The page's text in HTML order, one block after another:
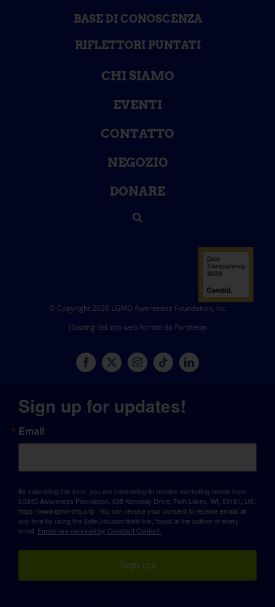
BASE DI CONOSCENZA
RIFLETTORI PUNTATI
CHI SIAMO
EVENTI
CONTATTO
NEGOZIO
DONARE
© Copyright 2026 LGMD Awareness Foundation, Inc
Hosting del sito web fornito da Pantheon
Sign up for updates!
Email
By submitting this form, you are consenting to receive marketing emails from:
LGMD Awareness Foundation, 638 Kennedy Drive, Twin Lakes, WI, 53181, US,
https://www.lgmd-info.org/. You can revoke your consent to receive emails at
any time by using the SafeUnsubscribe® link, found at the bottom of every
email. Emails are serviced by Constant Contact.
Sign up!